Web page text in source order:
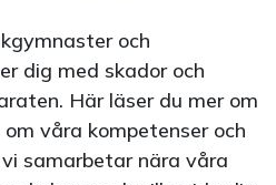
och
dig med skador och
Här läser du mer om
våra kompetenser och
samarbetar nära våra